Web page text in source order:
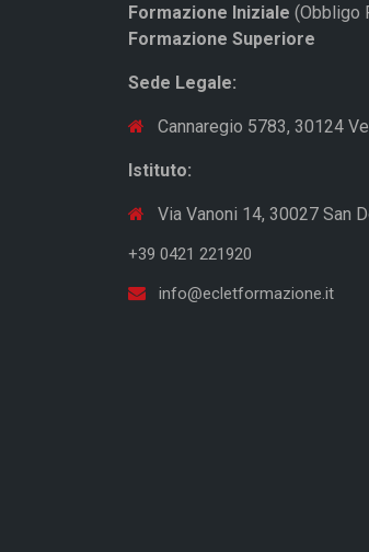
Formazione Iniziale (Obbligo
Formazione Superiore
Sede Legale:
Cannaregio 5783, 30124
Istituto:
Via Vanoni 14, 30027 San
+39 0421 221920
info@ecletformazione.it